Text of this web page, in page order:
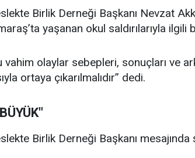
Birlik Derneği Başkanı Nevzat
yaşanan okul saldırılarıyla ilgili
vahim olaylar sebepleri, sonuçları ve
ortaya çıkarılmalıdır” dedi.
Birlik Derneği Başkanı mesajında